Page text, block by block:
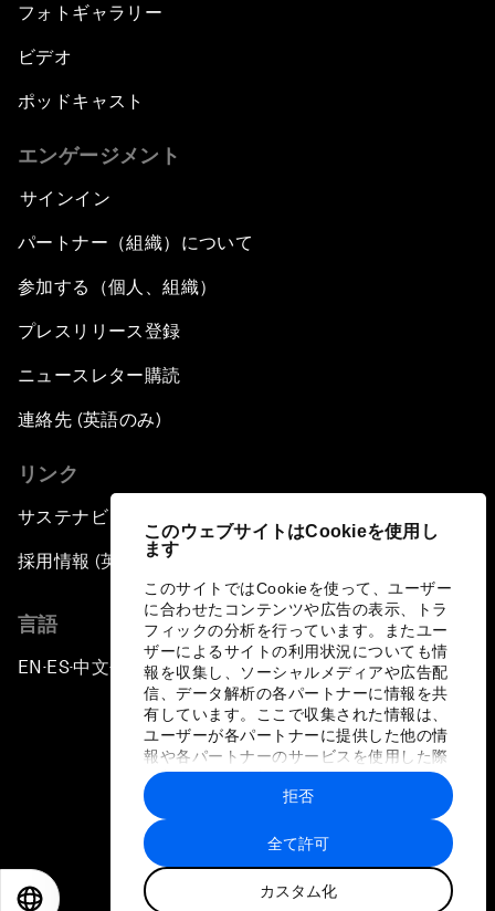
このウェブサイトはCookieを使用し
ます
このサイトではCookieを使って、ユーザー
に合わせたコンテンツや広告の表示、トラ
フィックの分析を行っています。またユー
ザーによるサイトの利用状況についても情
報を収集し、ソーシャルメディアや広告配
信、データ解析の各パートナーに情報を共
有しています。ここで収集された情報は、
ユーザーが各パートナーに提供した他の情
報や各パートナーのサービスを使用した際
に収集された情報と組み合わされ、各パー
トナーによって使用されることがありま
す。
全て許可
カスタム化
拒否
フォトギャラリー
ビデオ
ポッドキャスト
エンゲージメント
サインイン
パートナー（組織）について
参加する（個人、組織）
プレスリリース登録
ニュースレター購読
連絡先 (英語のみ)
リンク
サステナビリティへの取り組み
採用情報 (英語のみ)
言語
EN ▪ES▪中文▪ 日本語
プライバシーポリシーと利用規約
サイトマップ
©
世界経済フォーラム